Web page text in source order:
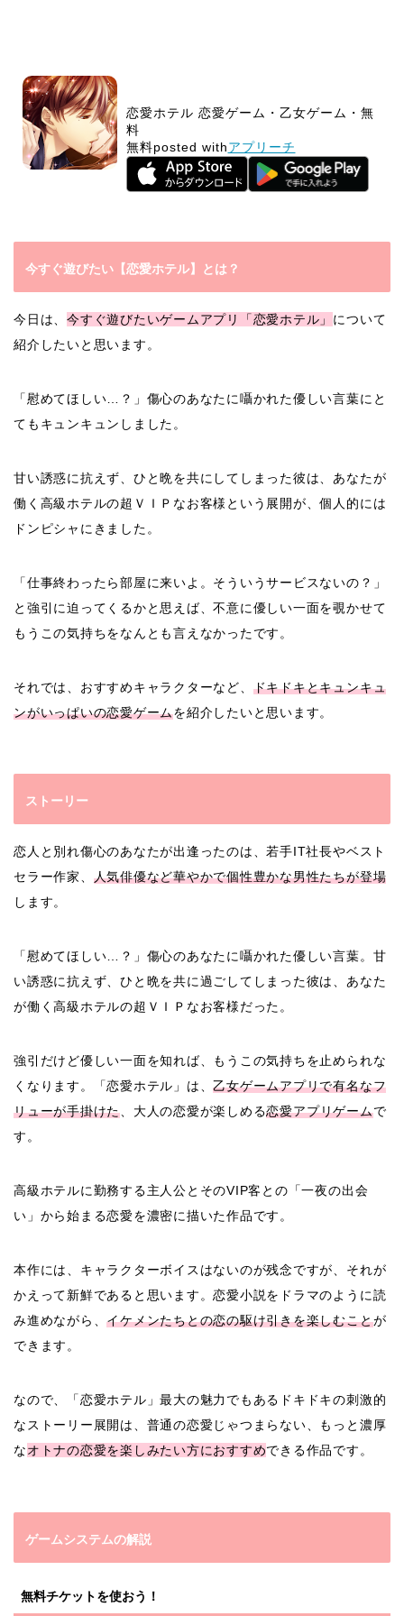
恋愛ホテル 恋愛ゲーム・乙女ゲーム・無
料
無料posted withアプリーチ
今すぐ遊びたい【恋愛ホテル】とは？
今日は、今すぐ遊びたいゲームアプリ「恋愛ホテル」 について
紹介したいと思います。
「慰めてほしい…？」傷心のあなたに囁かれた優しい言葉にと
てもキュンキュンしました。
甘い誘惑に抗えず、ひと晩を共にしてしまった彼は、あなたが
働く高級ホテルの超ＶＩＰなお客様という展開が、個人的には
ドンピシャにきました。
「仕事終わったら部屋に来いよ。そういうサービスないの？」
と強引に迫ってくるかと思えば、不意に優しい一面を覗かせて
もうこの気持ちをなんとも言えなかったです。
それでは、おすすめキャラクターなど、 ドキドキとキュンキュ
ンがいっぱいの恋愛ゲームを紹介したいと思います。
ストーリー
恋人と別れ傷心のあなたが出逢ったのは、若手IT社長やベスト
セラー作家、 人気俳優など華やかで個性豊かな男性たちが登場
します。
「慰めてほしい…？」傷心のあなたに囁かれた優しい言葉。 甘
い誘惑に抗えず、ひと晩を共に過ごしてしまった彼は、あなた
が働く高級ホテルの超ＶＩＰなお客様だった。
強引だけど優しい一面を知れば、もうこの気持ちを止められな
くなります。
「恋愛ホテル」は、乙女ゲームアプリで有名なフ
リューが手掛けた、大人の恋愛が楽しめる恋愛アプリゲームで
す。
高級ホテルに勤務する主人公とそのVIP客との「一夜の出会
い」から始まる恋愛を濃密に描いた作品です。
本作には、キャラクターボイスはないのが残念ですが、それが
かえって新鮮であると思います。恋愛小説をドラマのように読
み進めながら、イケメンたちとの恋の駆け引きを楽しむことが
できます。
なので、「恋愛ホテル」最大の魅力でもあるドキドキの刺激的
なストーリー展開は、普通の恋愛じゃつまらない、もっと濃厚
なオトナの恋愛を楽しみたい方におすすめできる作品です。
ゲームシステムの解説
無料チケットを使おう！